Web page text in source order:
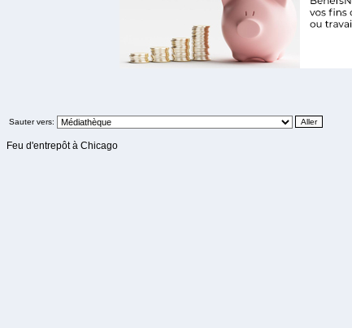
Sauter vers:
Feu d'entrepôt à Chicago